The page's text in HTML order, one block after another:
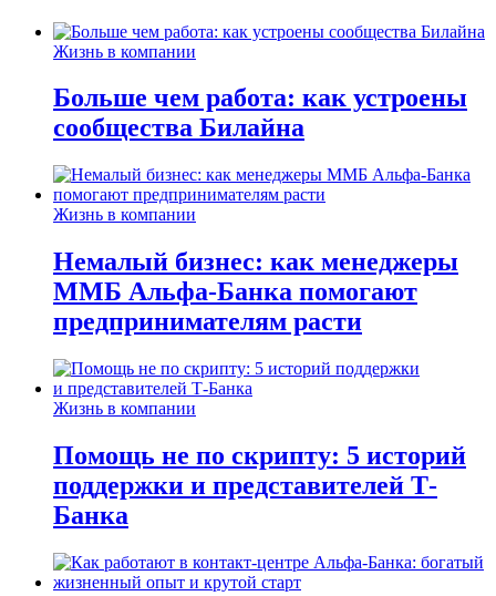
Жизнь в компании
Больше чем работа: как устроены
сообщества Билайна
Жизнь в компании
Немалый бизнес: как менеджеры
ММБ Альфа-Банка помогают
предпринимателям расти
Жизнь в компании
Помощь не по скрипту: 5 историй
поддержки и представителей Т-
Банка